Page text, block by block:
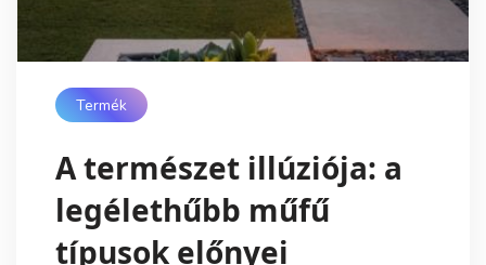
Termék
A természet illúziója: a
legélethűbb műfű
típusok előnyei